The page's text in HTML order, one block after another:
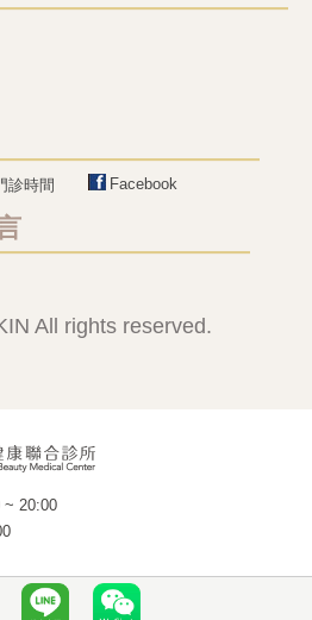
診時間 Facebook
All rights reserved.
~ 20:00
288 號 2 樓 之 5
樓上)